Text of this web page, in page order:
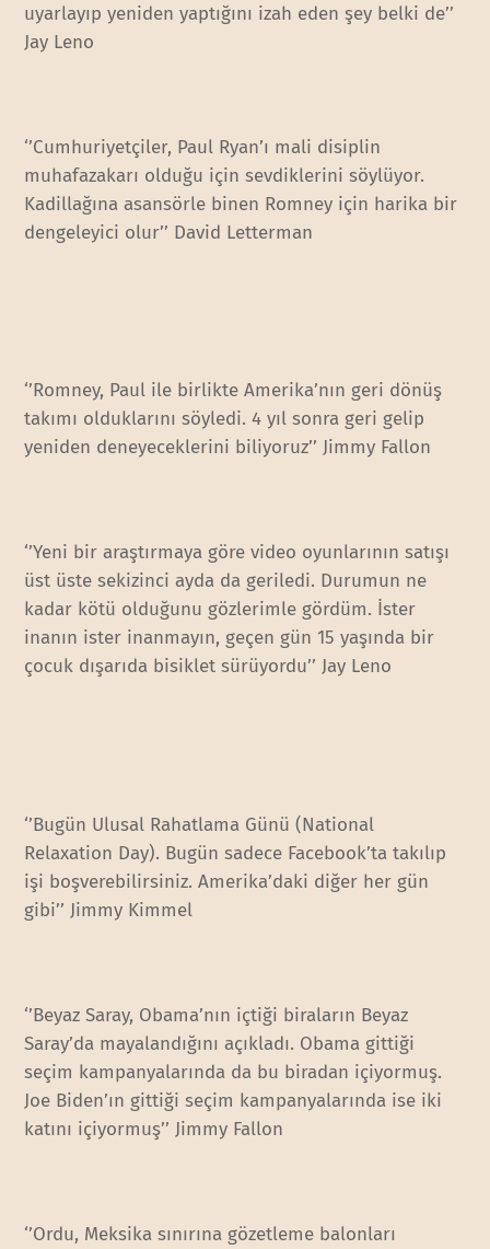
uyarlayıp yeniden yaptığını izah eden şey belki de’’
Jay Leno
‘’Cumhuriyetçiler, Paul Ryan’ı mali disiplin
muhafazakarı olduğu için sevdiklerini söylüyor.
Kadillağına asansörle binen Romney için harika bir
dengeleyici olur’’ David Letterman
‘’Romney, Paul ile birlikte Amerika’nın geri dönüş
takımı olduklarını söyledi. 4 yıl sonra geri gelip
yeniden deneyeceklerini biliyoruz’’ Jimmy Fallon
‘’Yeni bir araştırmaya göre video oyunlarının satışı
üst üste sekizinci ayda da geriledi. Durumun ne
kadar kötü olduğunu gözlerimle gördüm. İster
inanın ister inanmayın, geçen gün 15 yaşında bir
çocuk dışarıda bisiklet sürüyordu’’ Jay Leno
‘’Bugün Ulusal Rahatlama Günü (National
Relaxation Day). Bugün sadece Facebook’ta takılıp
işi boşverebilirsiniz. Amerika’daki diğer her gün
gibi’’ Jimmy Kimmel
‘’Beyaz Saray, Obama’nın içtiği biraların Beyaz
Saray’da mayalandığını açıkladı. Obama gittiği
seçim kampanyalarında da bu biradan içiyormuş.
Joe Biden’ın gittiği seçim kampanyalarında ise iki
katını içiyormuş’’ Jimmy Fallon
‘’Ordu, Meksika sınırına gözetleme balonları